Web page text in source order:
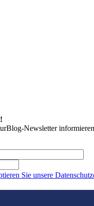
Newsletter
Sie unsere